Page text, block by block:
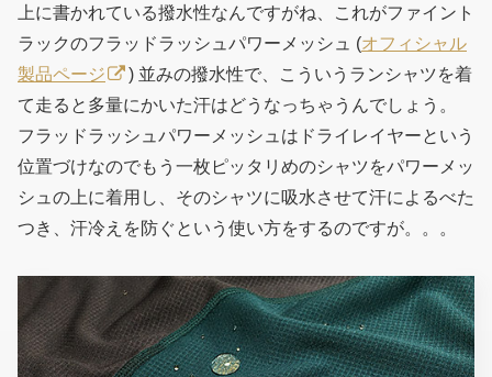
上に書かれている撥水性なんですがね、これがファイント
ラックのフラッドラッシュパワーメッシュ (オフィシャル
製品ページ
) 並みの撥水性で、こういうランシャツを着
て走ると多量にかいた汗はどうなっちゃうんでしょう。
フラッドラッシュパワーメッシュはドライレイヤーという
位置づけなのでもう一枚ピッタリめのシャツをパワーメッ
シュの上に着用し、そのシャツに吸水させて汗によるべた
つき、汗冷えを防ぐという使い方をするのですが。。。